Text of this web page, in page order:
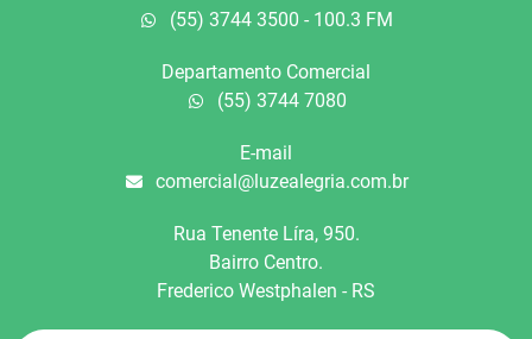
(55) 3744 3500 - 100.3 FM
Departamento Comercial
(55) 3744 7080
E-mail
comercial@luzealegria.com.br
Rua Tenente Líra, 950.
Bairro Centro.
Frederico Westphalen - RS